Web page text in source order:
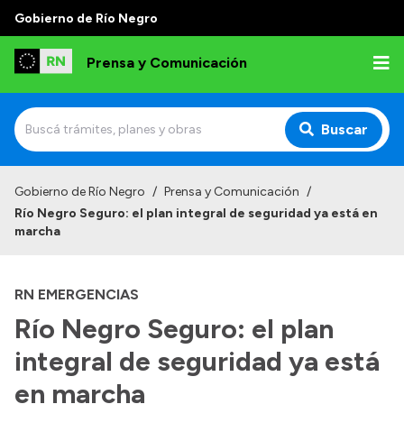
Gobierno de Río Negro
Prensa y Comunicación
Buscar
Institucional
Referentes de prensa
Archivo de noticias
Transparencia
Gobierno de Río Negro / Prensa y Comunicación /
Río Negro Seguro: el plan integral de seguridad ya está en
marcha
RN EMERGENCIAS
Río Negro Seguro: el plan
integral de seguridad ya está
en marcha